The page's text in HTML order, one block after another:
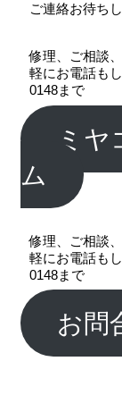
ご連絡お待ち
修理、ご相談
軽にお電話も
0148まで
ミヤ
ム
修理、ご相談
軽にお電話も
0148まで
お問